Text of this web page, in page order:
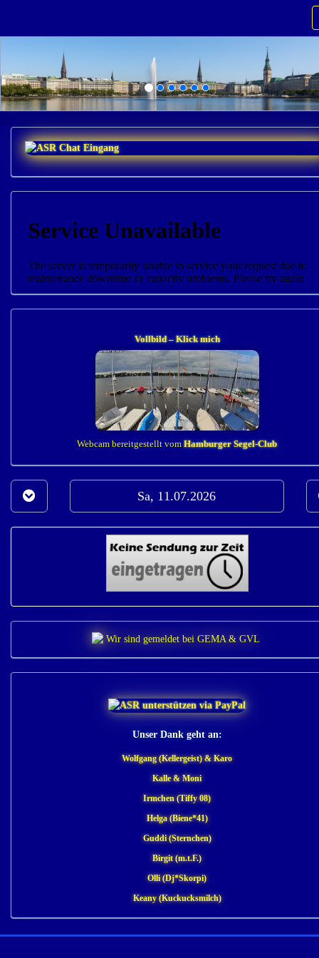
Vollbild – Klick mich
Webcam bereitgestellt vom Hamburger Segel-Club
Sa, 11.07.2026
Unser Dank geht an:
Wolfgang (Kellergeist) & Karo
Kalle & Moni
Irmchen (Tiffy 08)
Helga (Biene*41)
Guddi (Sternchen)
Birgit (m.t.F.)
Olli (Dj*Skorpi)
Keany (Kuckucksmilch)